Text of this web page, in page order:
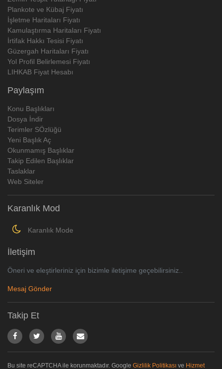
Plankote ve Kübaj Fiyatı
İşletme Haritaları Fiyatı
Kamulaştırma Haritaları Fiyatı
İrtifak Hakkı Tesisi Fiyatı
Güzergah Haritaları Fiyatı
Yol Profil Belirlemesi Fiyatı
LIHKAB Fiyat Hesabı
Paylaşım
Konu Başlıkları
Dosya İndir
Terimler SÖzlüğü
Yeni Başlık Aç
Okunmamış Başlıklar
Takip Edilen Başlıklar
Taslaklar
Web Siteler
Karanlık Mod
Karanlık Mode
İletişim
Öneri ve eleştirleriniz için bizimle iletişime geçebilirsiniz..
Mesaj Gönder
Takip Et
Bu site reCAPTCHA ile korunmaktadır. Google Gizlilik Politikası ve Hizmet